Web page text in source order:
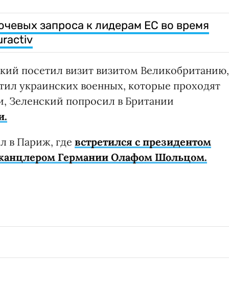
запроса к лидерам ЕС во время
посетил визит визитом Великобританию,
украинских военных, которые проходят
Зеленский попросил в Британии
в Париж, где встретился с президентом
Германии Олафом Шольцом.